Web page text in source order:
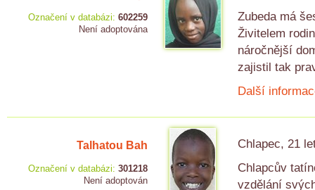
Označení v databázi: 602259
Není adoptována
Zubeda má
Živitelem
náročnější
zajistil tak
Další
Talhatou Bah
Označení v databázi: 301218
Není adoptován
Chlapec, 21
Chlapcův
vzdělání